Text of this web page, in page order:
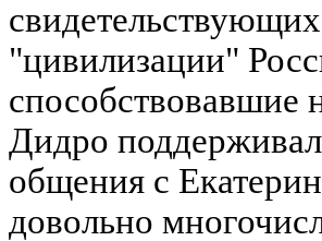
"цивилизации"
способствовавшие
Дидро
общения с
довольно